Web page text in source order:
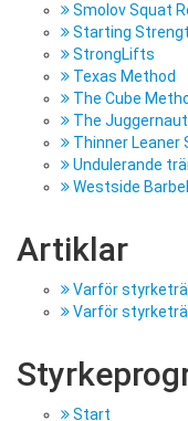
Smolov Squat
Starting
StrongLifts
Texas Method
The Cube
The
Thinner Leaner
Undulerande
Westside
Artiklar
Varför
Varför
Start